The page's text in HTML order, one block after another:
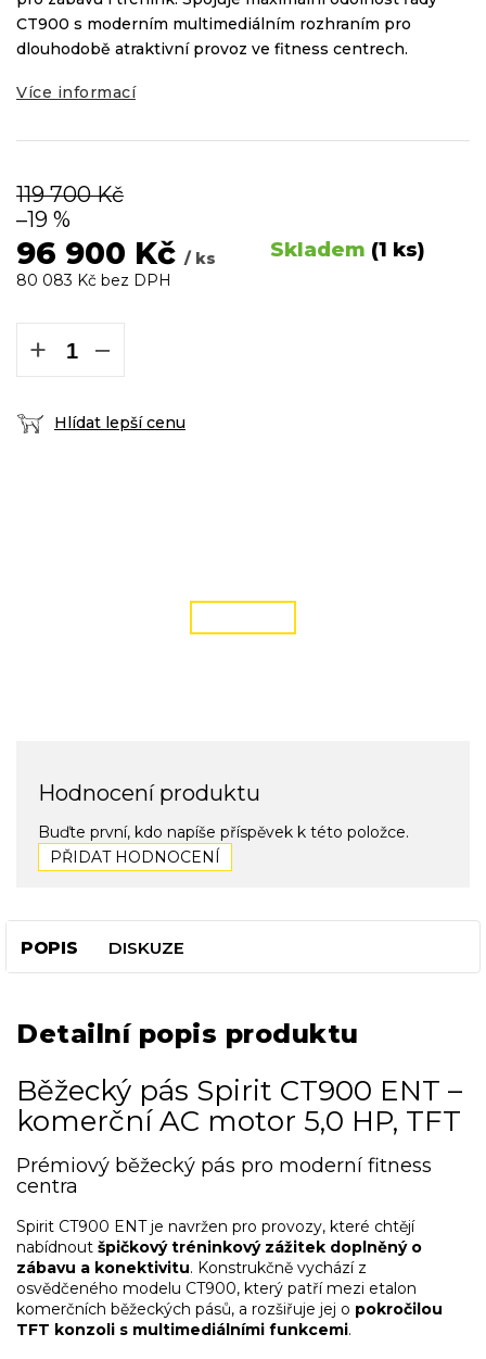
119 700 Kč
–19 %
96 900 Kč / ks Skladem (1 ks)
80 083 Kč bez DPH
+ −
Hlídat lepší cenu
CT900 s moderním multimediálním rozhraním pro
dlouhodobě atraktivní provoz ve fitness centrech.
Více informací
Hodnocení produktu
Buďte první, kdo napíše příspěvek k této položce.
PŘIDAT HODNOCENÍ
POPIS DISKUZE
Detailní popis produktu
Běžecký pás Spirit CT900 ENT –
komerční AC motor 5,0 HP, TFT
Prémiový běžecký pás pro moderní fitness
centra
Spirit CT900 ENT je navržen pro provozy, které chtějí
nabídnout špičkový tréninkový zážitek doplněný o
zábavu a konektivitu. Konstrukčně vychází z
osvědčeného modelu CT900, který patří mezi etalon
komerčních běžeckých pásů, a rozšiřuje jej o pokročilou
TFT konzoli s multimediálními funkcemi.